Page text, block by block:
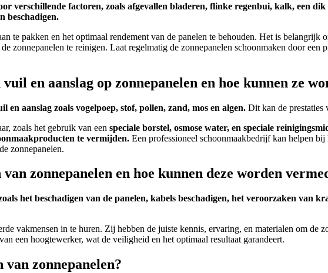
verschillende factoren, zoals afgevallen bladeren, flinke regenbui, kalk, een dik
beschadigen.
te pakken en het optimaal rendement van de panelen te behouden. Het is belangrijk
zonnepanelen te reinigen. Laat regelmatig de zonnepanelen schoonmaken door een
en aanslag op zonnepanelen en hoe kunnen ze
en aanslag zoals vogelpoep, stof, pollen, zand, mos en algen. Dit kan de prestaties
zoals het gebruik van een speciale borstel, osmose water, en speciale
te vermijden. Een professioneel schoonmaakbedrijf kan helpen
zonnepanelen.
zonnepanelen en hoe kunnen deze worden
het beschadigen van de panelen, kabels beschadigen, het veroorzaken van
vakmensen in te huren. Zij hebben de juiste kennis, ervaring, en materialen om
een hoogtewerker, wat de veiligheid en het optimaal resultaat garandeert.
zonnepanelen?